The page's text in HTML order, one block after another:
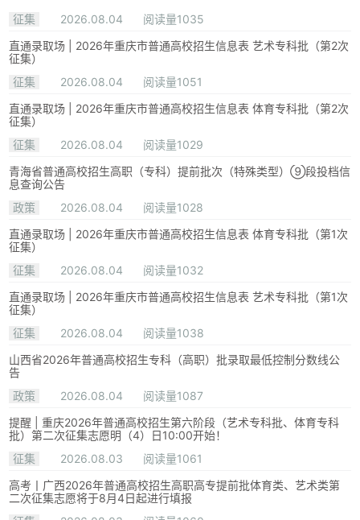
征集 2026.08.04
阅读量1035
直通录取场 | 2026年重庆市普通高校招生信息表 艺术专科批（第2次
征集）
征集
2026.08.04
阅读量1051
直通录取场 | 2026年重庆市普通高校招生信息表 体育专科批（第2次
征集）
征集
2026.08.04
阅读量1029
青海省普通高校招生高职（专科）提前批次（特殊类型）⑨段投档信
息查询公告
政策
2026.08.04
阅读量1028
直通录取场 | 2026年重庆市普通高校招生信息表 体育专科批（第1次
征集）
征集
2026.08.04
阅读量1032
直通录取场 | 2026年重庆市普通高校招生信息表 艺术专科批（第1次
征集）
征集
2026.08.04
阅读量1038
山西省2026年普通高校招生专科（高职）批录取最低控制分数线公
告
政策
2026.08.04
阅读量1087
提醒 | 重庆2026年普通高校招生第六阶段（艺术专科批、体育专科
批）第二次征集志愿明（4）日10:00开始！
征集
2026.08.03
阅读量1061
高考丨广西2026年普通高校招生高职高专提前批体育类、艺术类第
二次征集志愿将于8月4日起进行填报